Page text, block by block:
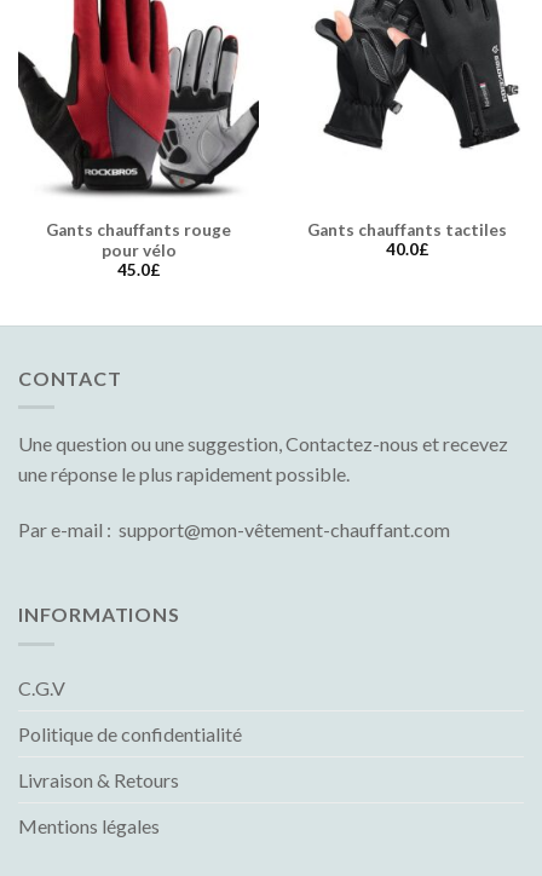
Gants chauffants rouge
pour vélo
45.0£
Gants chauffants tactiles
40.0£
CONTACT
Une question ou une suggestion, Contactez-nous et recevez
une réponse le plus rapidement possible.
Par e-mail : support@mon-vêtement-chauffant.com
INFORMATIONS
C.G.V
Politique de confidentialité
Livraison & Retours
Mentions légales